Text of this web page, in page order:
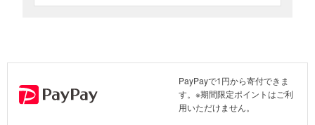
3. 個人情報の取得と利用目的
JPFは、個人情報の取得にあたり、個人情報保護法を遵守
PayPayで1円から寄付できま
す。※期間限定ポイントはご利
用いただけません。